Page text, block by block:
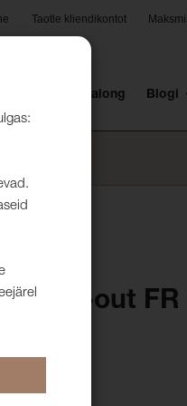
Taotle kliendikontot
Müügisalong Blogi
Black-out FR